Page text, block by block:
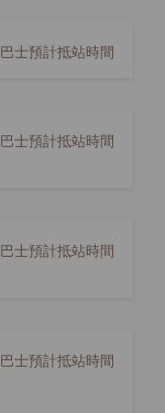
巴士預計抵站時間
巴士預計抵站時間
巴士預計抵站時間
巴士預計抵站時間